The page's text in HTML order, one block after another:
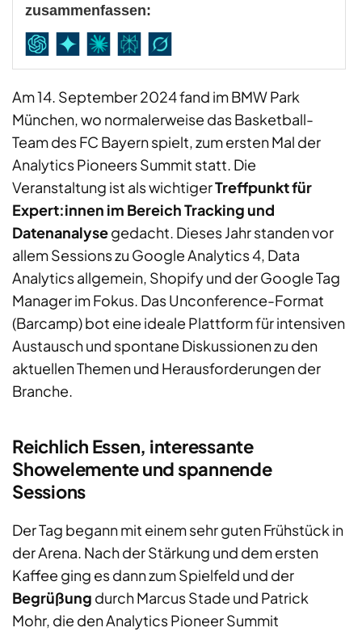
zusammenfassen:
Am 14. September 2024 fand im BMW Park
München, wo normalerweise das Basketball-
Team des FC Bayern spielt, zum ersten Mal der
Analytics Pioneers Summit statt. Die
Veranstaltung ist als wichtigerTreffpunkt für
Expert:innen im Bereich Tracking und
Datenanalysegedacht. Dieses Jahr standen vor
allem Sessions zu Google Analytics 4, Data
Analytics allgemein, Shopify und der Google Tag
Manager im Fokus. Das Unconference-Format
(Barcamp) bot eine ideale Plattform für intensiven
Austausch und spontane Diskussionen zu den
aktuellen Themen und Herausforderungen der
Branche.
Reichlich Essen, interessante
Showelemente und spannende
Sessions
Der Tag begann mit einem sehr guten Frühstück in
der Arena. Nach der Stärkung und dem ersten
Kaffee ging es dann zum Spielfeld und der
Begrüßung durch Marcus Stade und Patrick
Mohr, die den Analytics Pioneer Summit